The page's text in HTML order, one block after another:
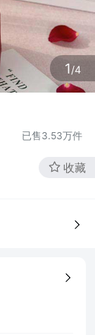
1/4
已售3.53万件
收藏